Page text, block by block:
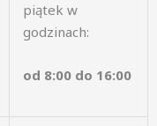
piątek w
godzinach:
od 8:00 do 16:00